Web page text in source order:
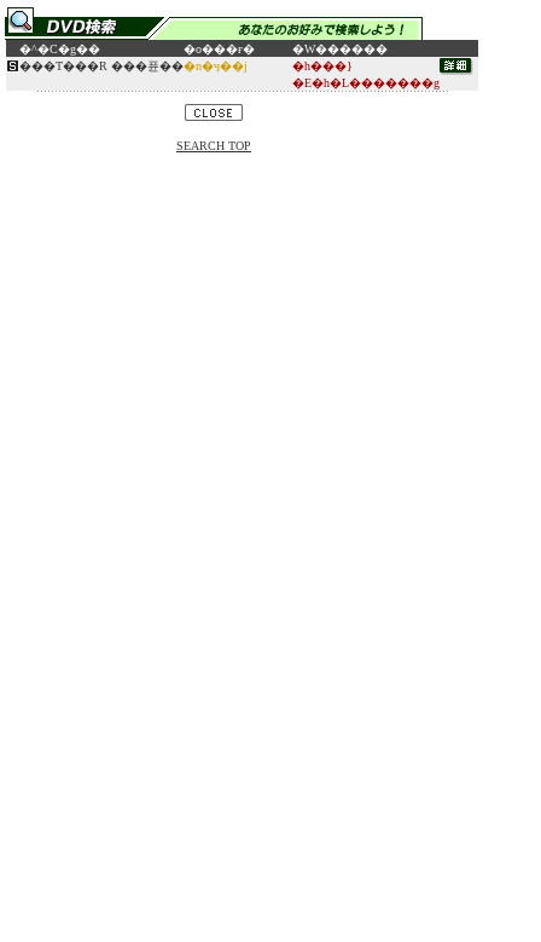
�^�C�g�� �o���ғ�
�W������
���T���R ���퓬���n�ӌ��j
�h���}
�E�h�L�������g
SEARCH TOP